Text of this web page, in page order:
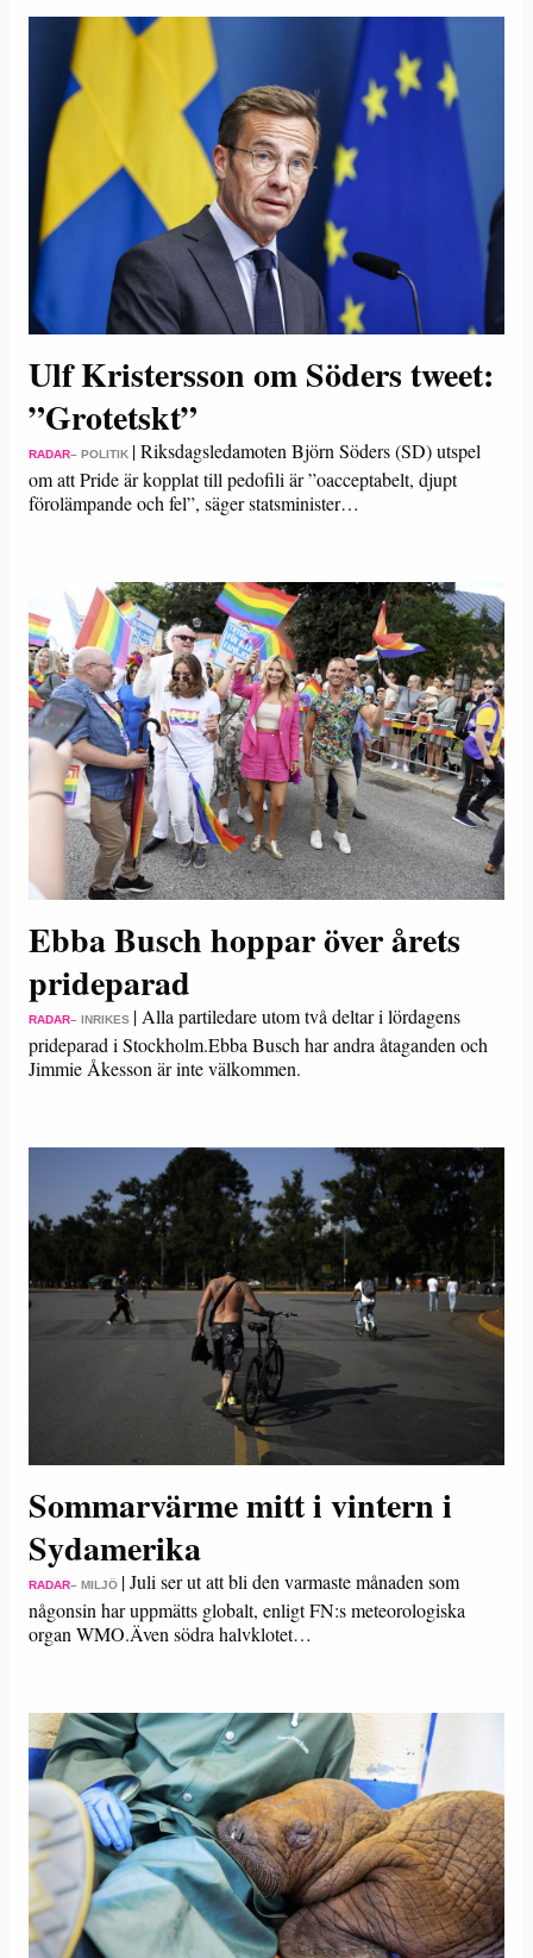
Ulf Kristersson om Söders tweet:
”Grotetskt”
RADAR– POLITIK |Riksdagsledamoten Björn Söders (SD) utspel
om att Pride är kopplat till pedofili är ”oacceptabelt, djupt
förolämpande och fel”, säger statsminister…
Ebba Busch hoppar över årets
prideparad
RADAR– INRIKES | Alla partiledare utom två deltar i lördagens
prideparad i Stockholm.Ebba Busch har andra åtaganden och
Jimmie Åkesson är inte välkommen.
Sommarvärme mitt i vintern i
Sydamerika
RADAR– MILJÖ |Juli ser ut att bli den varmaste månaden som
någonsin har uppmätts globalt, enligt FN:s meteorologiska
organ WMO.Även södra halvklotet…